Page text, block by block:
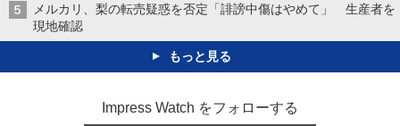
メルカリ、梨の転売疑惑を否定「誹謗中傷はやめて」 生産者を
現地確認
もっと見る
Impress Watch をフォローする